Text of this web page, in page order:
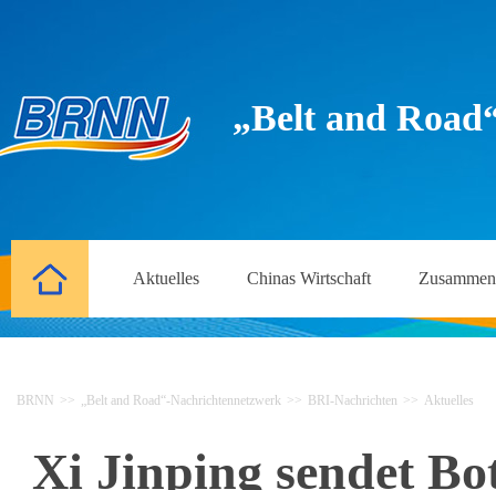
„Belt and
Aktuelles Chinas Wirtschaft
BRNN >> „Belt and Road“-Nachrichtennetzwerk >> BRI-Nachrichten >> Aktuelles
Xi Jinping sendet